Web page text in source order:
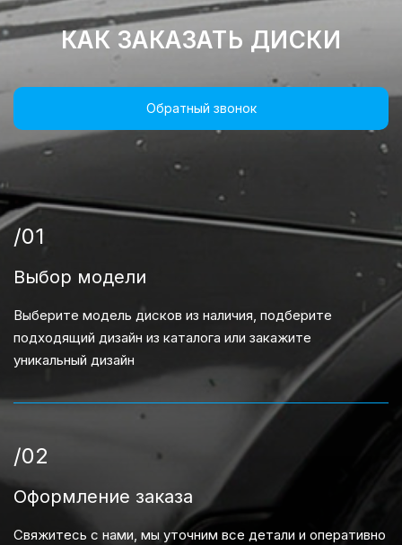
КАК ЗАКАЗАТЬ ДИСКИ
Обратный звонок
/01
Выбор модели
Выберите модель дисков из наличия, подберите
подходящий дизайн из каталога или закажите
уникальный дизайн
/02
Оформление заказа
Свяжитесь с нами, мы уточним все детали и оперативно